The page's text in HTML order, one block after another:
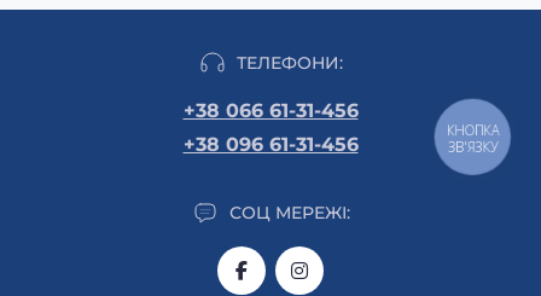
ТЕЛЕФОНИ:
+38 066 61-31-456
+38 096 61-31-456
СОЦ МЕРЕЖІ:
КНОПКА
ЗВ'ЯЗКУ